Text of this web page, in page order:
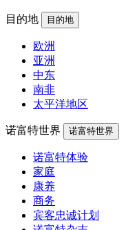
目的地 目的地
欧洲
亚洲
中东
南非
太平洋地区
诺富特世界 诺富特世界
诺富特体验
家庭
康养
商务
宾客忠诚计划